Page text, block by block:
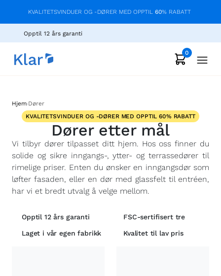
KVALITETSVINDUER OG -DØRER MED OPPTIL 60% RABATT
Opptil 12 års garanti
0
Hjem›Dører
KVALITETSVINDUER OG -DØRER MED OPPTIL 60% RABATT
Dører etter mål
Vi tilbyr dører tilpasset ditt hjem. Hos oss finner du
solide og sikre inngangs-, ytter- og terrassedører til
rimelige priser. Enten du ønsker en inngangsdør som
løfter fasaden, eller en dør med glassfelt til entréen,
har vi et bredt utvalg å velge mellom.
Opptil 12 års garanti FSC-sertifisert tre
Laget i vår egen fabrikk Kvalitet til lav pris